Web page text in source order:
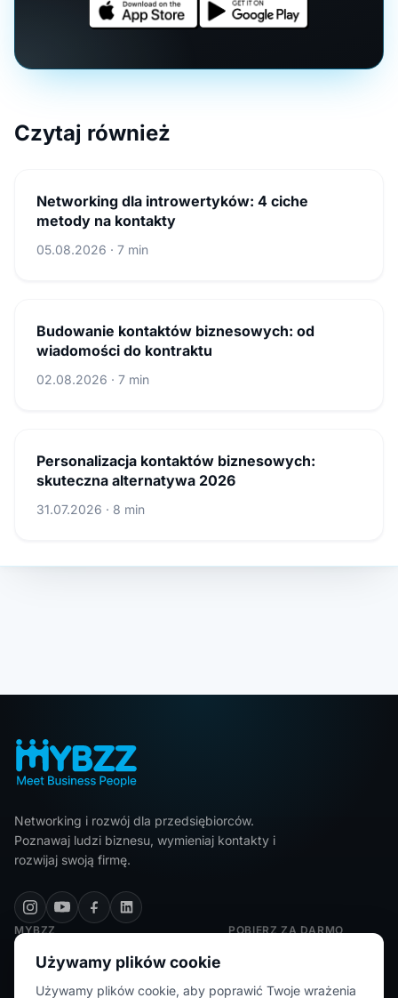
Czytaj również
Networking dla introwertyków: 4 ciche
metody na kontakty
05.08.2026 · 7 min
Budowanie kontaktów biznesowych: od
wiadomości do kontraktu
02.08.2026 · 7 min
Personalizacja kontaktów biznesowych:
skuteczna alternatywa 2026
31.07.2026 · 8 min
Networking i rozwój dla przedsiębiorców.
Poznawaj ludzi biznesu, wymieniaj kontakty i
rozwijaj swoją firmę.
MYBZZ
Polityka prywatności
Regulamin
POBIERZ ZA DARMO
Używamy plików cookie
Używamy plików cookie, aby poprawić Twoje wrażenia